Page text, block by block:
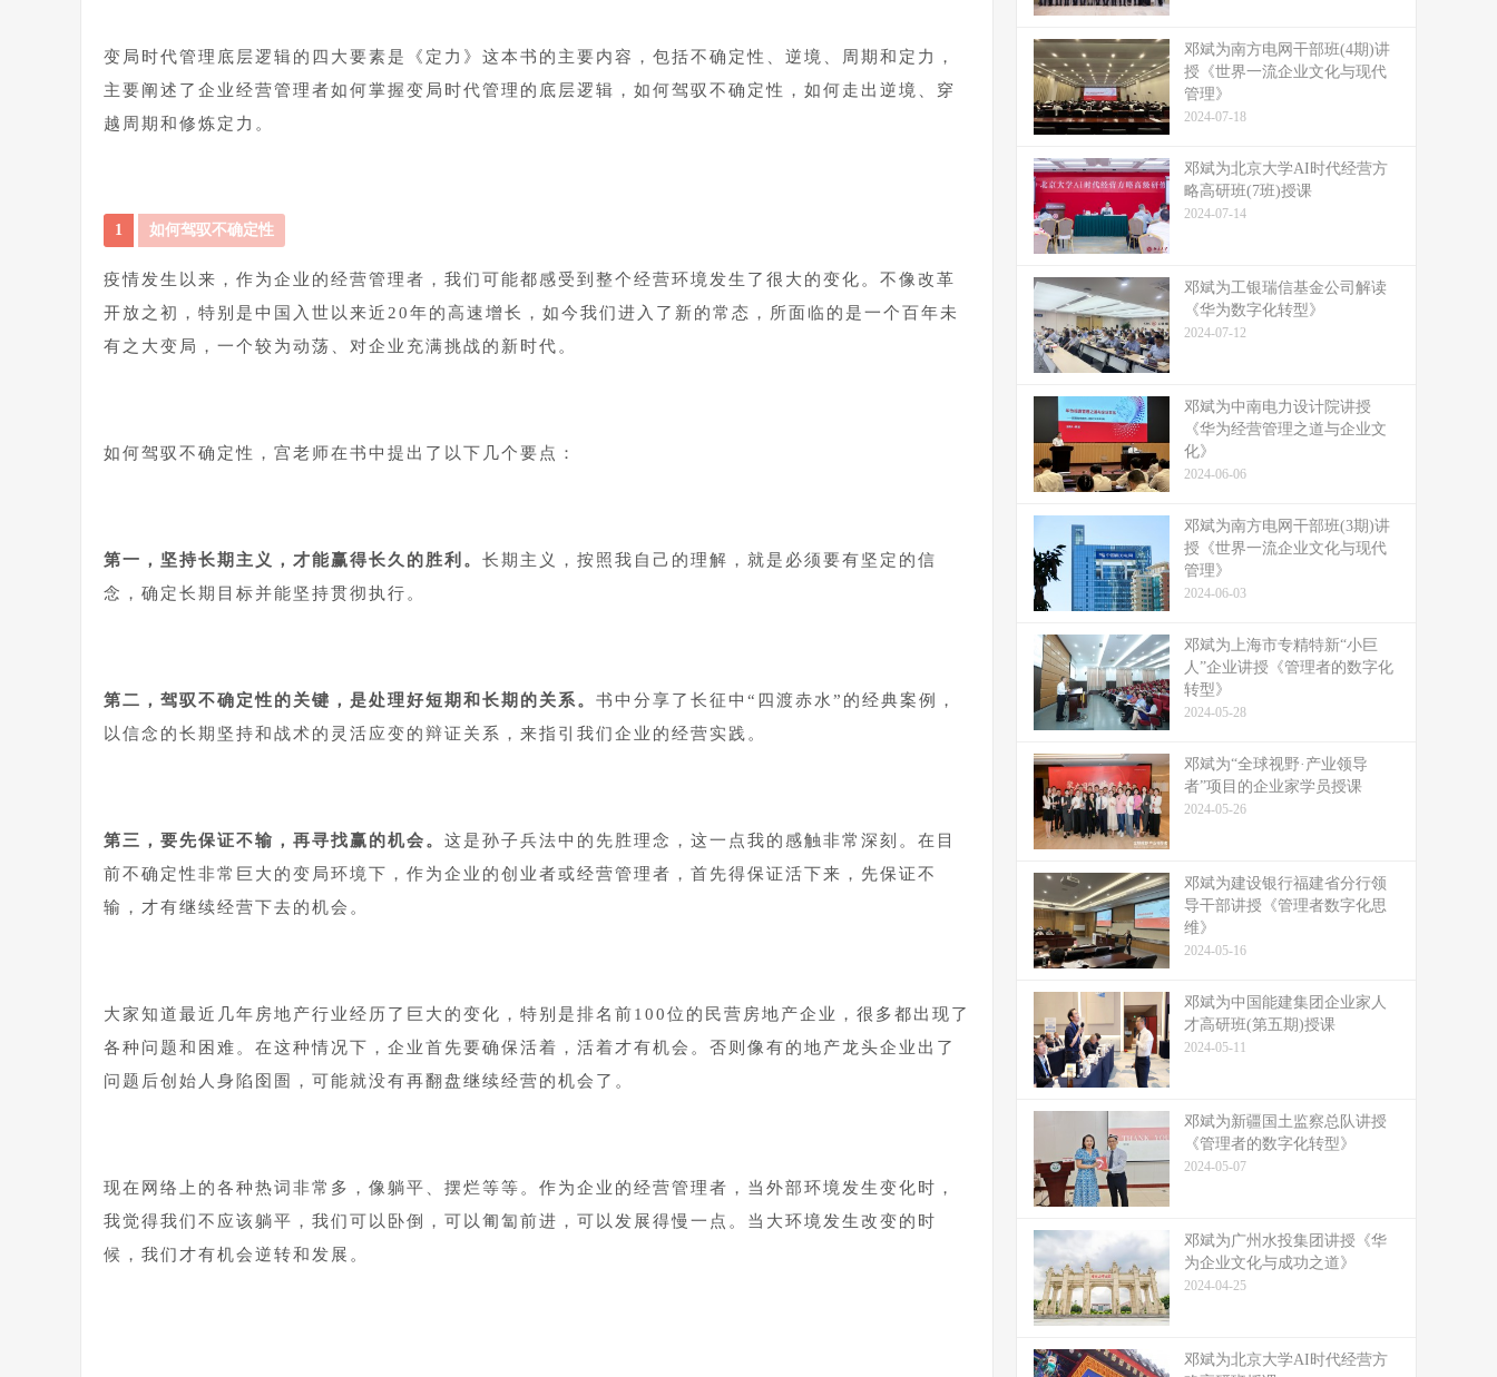
变局时代管理底层逻辑的四大要素是《定力》这本书的主要内容，包括不确定性、逆境、周期和定力，
主要阐述了企业经营管理者如何掌握变局时代管理的底层逻辑，如何驾驭不确定性，如何走出逆境、穿
越周期和修炼定力。
1 如何驾驭不确定性
疫情发生以来，作为企业的经营管理者，我们可能都感受到整个经营环境发生了很大的变化。不像改革
开放之初，特别是中国入世以来近20年的高速增长，如今我们进入了新的常态，所面临的是一个百年未
有之大变局，一个较为动荡、对企业充满挑战的新时代。
如何驾驭不确定性，宫老师在书中提出了以下几个要点：
第一，坚持长期主义，才能赢得长久的胜利。 长期主义，按照我自己的理解，就是必须要有坚定的信
念，确定长期目标并能坚持贯彻执行。
第二，驾驭不确定性的关键，是处理好短期和长期的关系。 书中分享了长征中“四渡赤水”的经典案例，
以信念的长期坚持和战术的灵活应变的辩证关系，来指引我们企业的经营实践。
第三，要先保证不输，再寻找赢的机会。 这是孙子兵法中的先胜理念，这一点我的感触非常深刻。在目
前不确定性非常巨大的变局环境下，作为企业的创业者或经营管理者，首先得保证活下来，先保证不
输，才有继续经营下去的机会。
大家知道最近几年房地产行业经历了巨大的变化，特别是排名前100位的民营房地产企业，很多都出现了
各种问题和困难。在这种情况下，企业首先要确保活着，活着才有机会。否则像有的地产龙头企业出了
问题后创始人身陷囹圄，可能就没有再翻盘继续经营的机会了。
现在网络上的各种热词非常多，像躺平、摆烂等等。作为企业的经营管理者，当外部环境发生变化时，
我觉得我们不应该躺平，我们可以卧倒，可以匍匐前进，可以发展得慢一点。当大环境发生改变的时
候，我们才有机会逆转和发展。
邓斌为南方电网干部班(4期)讲
授《世界一流企业文化与现代
管理》
2024-07-18
邓斌为北京大学AI时代经营方
略高研班(7班)授课
2024-07-14
邓斌为工银瑞信基金公司解读
《华为数字化转型》
2024-07-12
邓斌为中南电力设计院讲授
《华为经营管理之道与企业文
化》
2024-06-06
邓斌为南方电网干部班(3期)讲
授《世界一流企业文化与现代
管理》
2024-06-03
邓斌为上海市专精特新“小巨
人”企业讲授《管理者的数字化
转型》
2024-05-28
邓斌为“全球视野·产业领导
者”项目的企业家学员授课
2024-05-26
邓斌为建设银行福建省分行领
导干部讲授《管理者数字化思
维》
2024-05-16
邓斌为中国能建集团企业家人
才高研班(第五期)授课
2024-05-11
邓斌为新疆国土监察总队讲授
《管理者的数字化转型》
2024-05-07
邓斌为广州水投集团讲授《华
为企业文化与成功之道》
2024-04-25
邓斌为北京大学AI时代经营方